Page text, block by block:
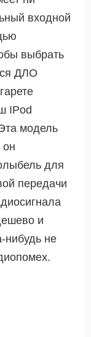
входной
выбрать
ДЛО
IPod
модель
он
для
передачи
и
нибудь не